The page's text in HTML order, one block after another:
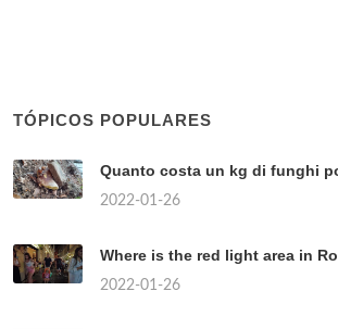
TÓPICOS POPULARES
Quanto costa un kg di funghi
2022-01-26
Where is the red light area in
2022-01-26